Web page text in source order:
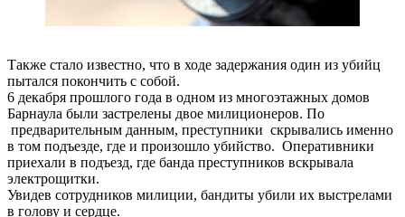
Также стало известно, что в ходе задержания один из убийц
пытался покончить с собой.
6 декабря прошлого года в одном из многоэтажных домов
Барнаула были застрелены двое милиционеров. По
предварительным данным, преступники скрывались именно
в том подъезде, где и произошло убийство. Оперативники
приехали в подъезд, где банда преступников вскрывала
электрощитки.
Увидев сотрудников милиции, бандиты убили их выстрелами
в голову и сердце.